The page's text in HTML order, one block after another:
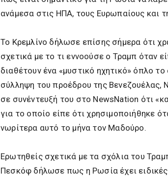
ανάμεσα στις ΗΠΑ, τους Ευρωπαίους και
Το Κρεμλίνο δήλωσε επίσης σήμερα ότι
σχετικά με το τι εννοούσε ο Τραμπ όταν
διαθέτουν ένα «μυστικό ηχητικό» όπλο
σύλληψη του προέδρου της
σε συνέντευξή του στο NewsNation ότι
για το οποίο είπε ότι χρησιμοποιήθηκε
νωρίτερα αυτό το μήνα τον Μαδούρο.
Ερωτηθείς σχετικά με τα σχόλια του
Πεσκόφ δήλωσε πως η Ρωσία έχει